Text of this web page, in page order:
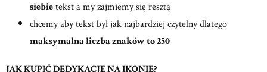
siebietekst a my zajmiemy się resztą
chcemy aby tekst był jak najbardziej czytelny dlatego
maksymalna liczba znaków to 250